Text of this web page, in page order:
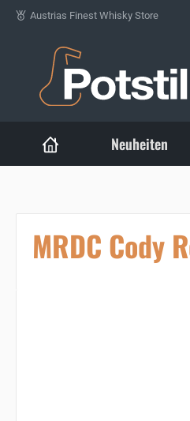
Zum Hauptinhalt springen
Austrias Finest Whisky Store
Neuheiten
MRDC Cody